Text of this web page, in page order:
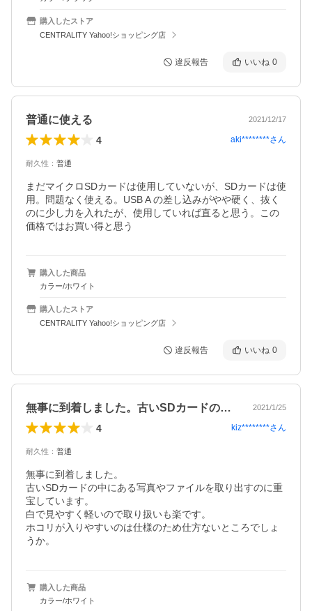
購入したストア
CENTRALITY Yahoo!ショッピング店
違反報告 いいね 0
普通に使える 2021/12/17
4 aki********さん
耐久性 ： 普通
まだマイクロSDカードは使用していないが、SDカードは使
用。問題なく使える。USB A の差し込みがやや硬く、抜く
のに少し力を入れたが、使用していれば直ると思う。この
価格ではお買い得と思う
購入した商品
カラー/ホワイト
購入したストア
CENTRALITY Yahoo!ショッピング店
違反報告 いいね 0
無事に到着しました。古いSDカードの中… 2021/1/25
4 kiz********さん
耐久性 ： 普通
無事に到着しました。
古いSDカードの中にある写真やファイルを取り出すのに重
宝しています。
白で見やすく軽いので取り扱いも楽です。
ホコリが入りやすいのは仕様のため仕方ないところでしょ
うか。
購入した商品
カラー/ホワイト